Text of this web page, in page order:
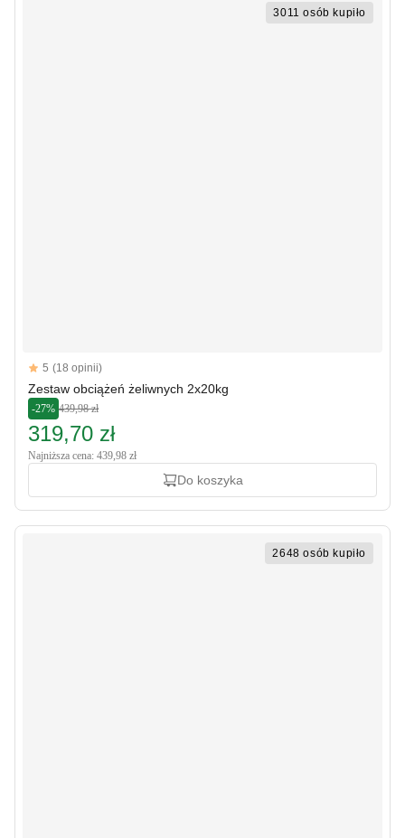
3011 osób kupiło
Reviews
5 out of 5 stars
5 (18 opinii)
Zestaw obciążeń żeliwnych 2x20kg
-27% 439,98 zł
319,70 zł
Najniższa cena: 439,98 zł
Do koszyka
2648 osób kupiło